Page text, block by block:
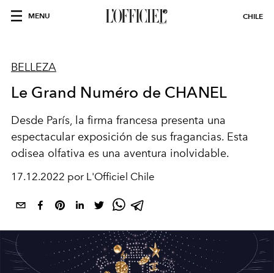
MENU CHILE
BELLEZA
Le Grand Numéro de CHANEL
Desde París, la firma francesa presenta una
espectacular exposición de sus fragancias. Esta
odisea olfativa es una aventura inolvidable.
17.12.2022 por L'Officiel Chile